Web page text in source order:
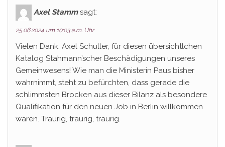
Axel Stamm sagt:
25.06.2024 um 10:03 a.m. Uhr
Vielen Dank, Axel Schuller, für diesen übersichtlchen
Katalog Stahmann’scher Beschädigungen unseres
Gemeinwesens! Wie man die Ministerin Paus bisher
wahrnimmt, steht zu befürchten, dass gerade die
schlimmsten Brocken aus dieser Bilanz als besondere
Qualifikation für den neuen Job in Berlin willkommen
waren. Traurig, traurig, traurig.